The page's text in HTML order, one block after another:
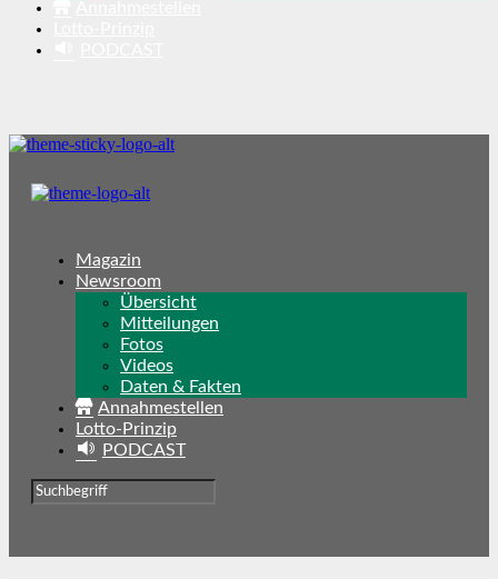
Magazin
Newsroom
Übersicht
Mitteilungen
Fotos
Videos
Daten & Fakten
Annahmestellen
Lotto-Prinzip
PODCAST